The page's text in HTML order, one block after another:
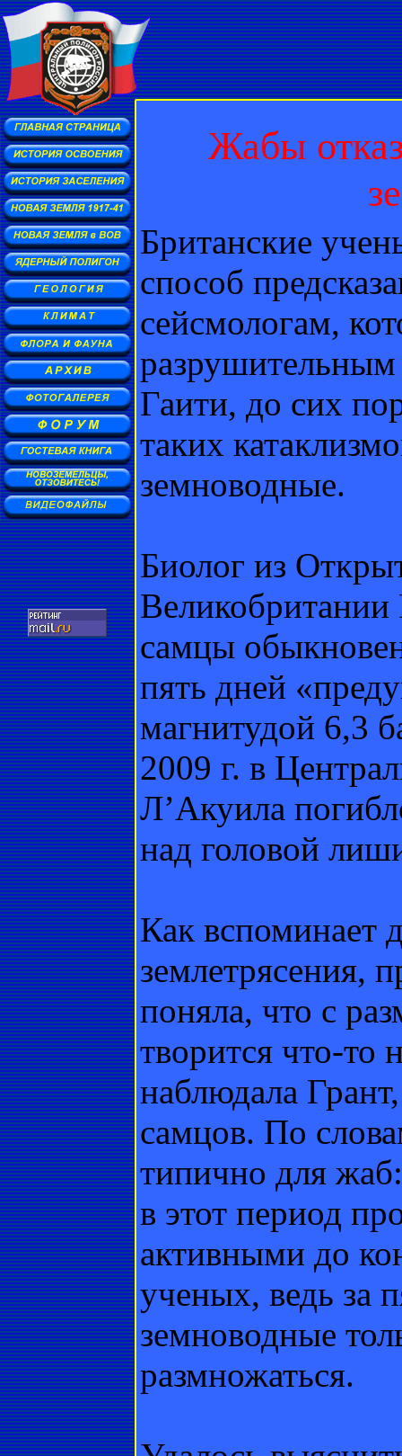
Жабы
Британские
способ
сейсмологам,
Гаити, до сих
таких
земноводные.
Биолог из
Великобритании
самцы
пять дней
магнитудой 6,3
2009 г. в
Л’Акуила
над головой
Как вспоминает
землетрясения,
поняла, что с
творится что-то
наблюдала
самцов. По
типично для
в этот период
активными до
ученых, ведь за
земноводные
размножаться.